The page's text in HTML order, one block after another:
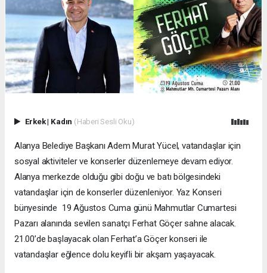
Erkek| Kadın (Haberi Sesli Oku)
Alanya Belediye Başkanı Adem Murat Yücel, vatandaşlar için
sosyal aktiviteler ve konserler düzenlemeye devam ediyor.
Alanya merkezde olduğu gibi doğu ve batı bölgesindeki
vatandaşlar için de konserler düzenleniyor. Yaz Konseri
bünyesinde 19 Ağustos Cuma günü Mahmutlar Cumartesi
Pazarı alanında sevilen sanatçı Ferhat Göçer sahne alacak.
21.00’de başlayacak olan Ferhat’a Göçer konseri ile
vatandaşlar eğlence dolu keyifli bir akşam yaşayacak.